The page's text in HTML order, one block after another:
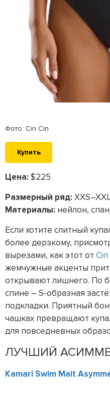
Фото: Cin Cin
Купить
Цена:$225
Размерный ряд:
Материалы: нейлон,
Если хотите слитный
более дерзкому,
вырезами, как этот от Cin
жемчужные акценты
открывают лишнего. По
спине – S-образная
подкладки. Приятный
чашках превращают
для повседневных
ЛУЧШИЙ
Kamari Swim Mait